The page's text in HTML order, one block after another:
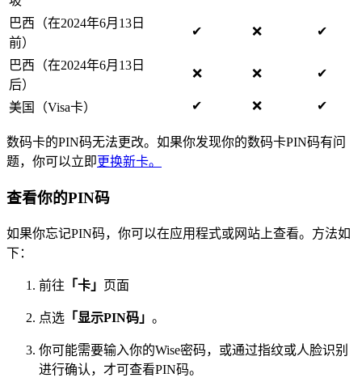
巴西（在2024年6月13日
前）
✔ ❌ ✔
巴西（在2024年6月13日
后）
❌ ❌ ✔
美国（Visa卡） ✔ ❌ ✔
数码卡的PIN码无法更改。如果你发现你的数码卡PIN码有问
题，你可以立即更换新卡。
查看你的PIN码
如果你忘记PIN码，你可以在应用程式或网站上查看。方法如
下：
前往 「卡」 页面
点选 「显示PIN码」 。
你可能需要输入你的Wise密码，或通过指纹或人脸识别
进行确认，才可查看PIN码。